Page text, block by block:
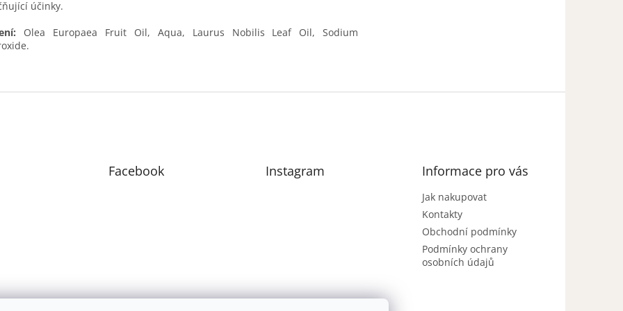
účinky.
Olea Europaea Fruit Oil, Aqua, Laurus Nobilis Leaf Oil, Sodium
Facebook Instagram Informace pro vás
Jak nakupovat
Kontakty
Obchodní podmínky
Podmínky ochrany
osobních údajů